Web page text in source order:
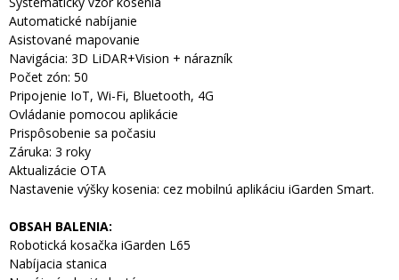
Automatické nabíjanie
Asistované mapovanie
Navigácia: 3D LiDAR+Vision + nárazník
Počet zón: 50
Pripojenie IoT, Wi-Fi, Bluetooth, 4G
Ovládanie pomocou aplikácie
Prispôsobenie sa počasiu
Záruka: 3 roky
Aktualizácie OTA
Nastavenie výšky kosenia: cez mobilnú aplikáciu iGarden Smart.
OBSAH BALENIA:
Robotická kosačka iGarden L65
Nabíjacia stanica